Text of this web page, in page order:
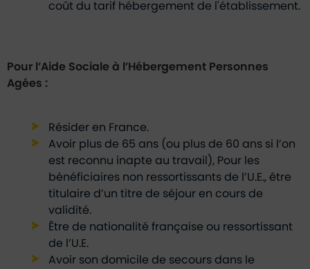
coût du tarif hébergement de l'établissement.
Pour l’Aide Sociale à l’Hébergement Personnes
Agées :
Résider en France.
Avoir plus de 65 ans (ou plus de 60 ans si l’on
est reconnu inapte au travail), Pour les
bénéficiaires non ressortissants de l’U.E., être
titulaire d’un titre de séjour en cours de
validité.
Être de nationalité française ou ressortissant
de l’U.E.
Avoir son domicile de secours dans le